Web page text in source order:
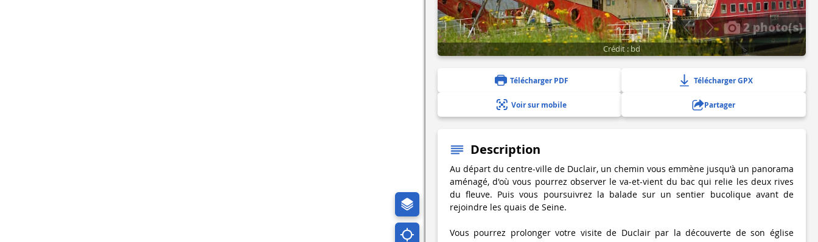
2 photo(s)
Crédit : bd
Télécharger PDF Télécharger GPX
Voir sur mobile Partager
Description
Au départ du centre-ville de Duclair, un chemin vous emmène jusqu'à un panorama
aménagé, d'où vous pourrez observer le va-et-vient du bac qui relie les deux rives
du fleuve. Puis vous poursuivrez la balade sur un sentier bucolique avant de
rejoindre les quais de Seine.
Vous pourrez prolonger votre visite de Duclair par la découverte de son église